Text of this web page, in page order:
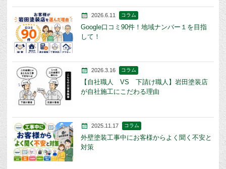
2026.6.11 コラム
Google口コミ90件！地域ナンバー１を目指
して！
2026.3.16 コラム
【自社職人 VS 下請け職人】岩田塗装店
が自社施工にこだわる理由
2025.11.17 コラム
外壁塗装工事中にお客様からよく聞く不安と
対策